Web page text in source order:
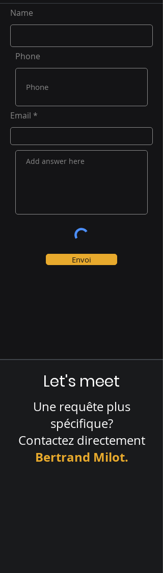
Name
Phone
Email
Envoi
Let's meet
Une requête plus
spécifique?
Contactez directement
Bertrand Milot.